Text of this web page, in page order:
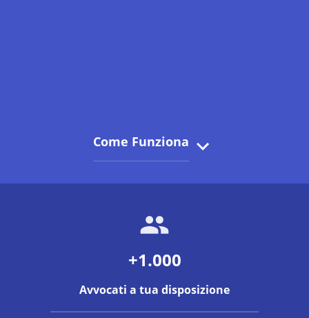
Come Funziona
+1.000
Avvocati a tua disposizione